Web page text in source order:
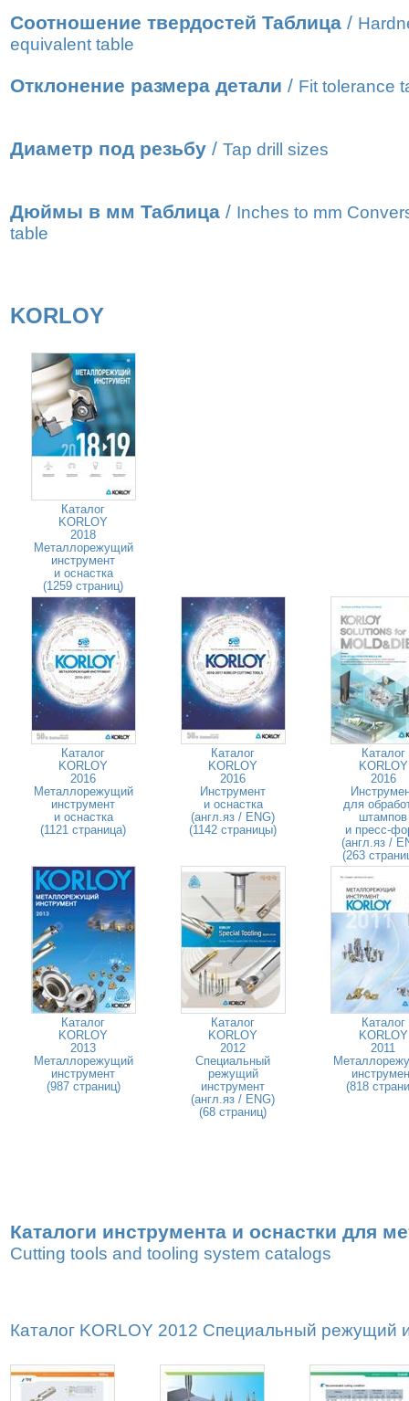
Соотношение твердостей Таблица /
equivalent table
Отклонение размера детали / Fit tolerance
Диаметр под резьбу / Tap drill sizes
Дюймы в мм Таблица / Inches to mm
table
KORLOY
Каталог
KORLOY
2018
Металлорежущий
инструмент
и оснастка
(1259 страниц)
Каталог
KORLOY
2016
Металлорежущий
инструмент
и оснастка
(1121 страница)
Каталог
KORLOY
2016
Инструмент
и оснастка
(англ.яз / ENG)
(1142 страницы)
Каталог
KORLOY
2016
для
штампов
и пресс-
(англ.яз /
(263
Каталог
KORLOY
2013
Металлорежущий
инструмент
(987 страниц)
Каталог
KORLOY
2012
Специальный
режущий
инструмент
(англ.яз / ENG)
(68 страниц)
Каталог
KORLOY
2011
(818
Каталоги инструмента и оснастки для
Cutting tools and tooling system catalogs
Каталог KORLOY 2012 Специальный режущий